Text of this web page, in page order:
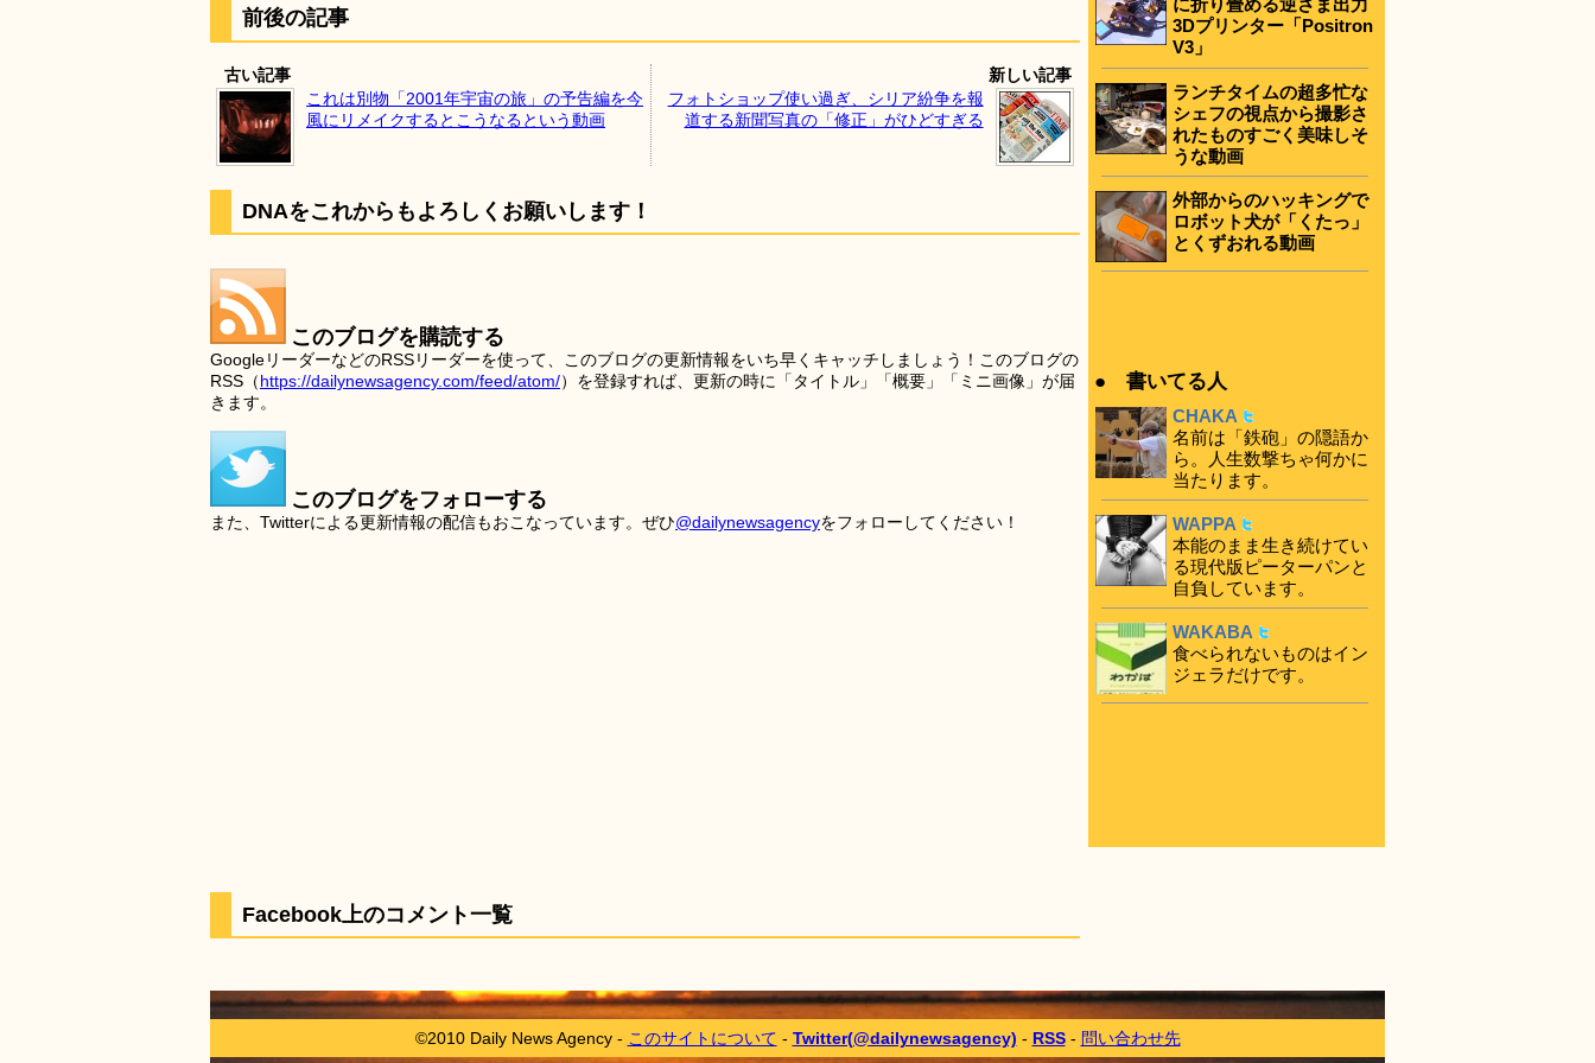
前後の記事
古い記事
これは別物「2001年宇宙の旅」の予告編を今
風にリメイクするとこうなるという動画
新しい記事
フォトショップ使い過ぎ、シリア紛争を報
道する新聞写真の「修正」がひどすぎる
DNAをこれからもよろしくお願いします！
このブログを購読する
GoogleリーダーなどのRSSリーダーを使って、このブログの更新情報をいち早くキャッチしましょう！このブログの
RSS（https://dailynewsagency.com/feed/atom/）を登録すれば、更新の時に「タイトル」「概要」「ミニ画像」が届
きます。
このブログをフォローする
また、Twitterによる更新情報の配信もおこなっています。ぜひ@dailynewsagencyをフォローしてください！
Facebook上のコメント一覧
に折り畳める逆さま出力
3Dプリンター「Positron
V3」
ランチタイムの超多忙な
シェフの視点から撮影さ
れたものすごく美味しそ
うな動画
外部からのハッキングで
ロボット犬が「くたっ」
とくずおれる動画
● 書いてる人
CHAKA
名前は「鉄砲」の隠語か
ら。人生数撃ちゃ何かに
当たります。
WAPPA
本能のまま生き続けてい
る現代版ピーターパンと
自負しています。
WAKABA
食べられないものはイン
ジェラだけです。
©2010 Daily News Agency - このサイトについて - Twitter(@dailynewsagency) - RSS- 問い合わせ先